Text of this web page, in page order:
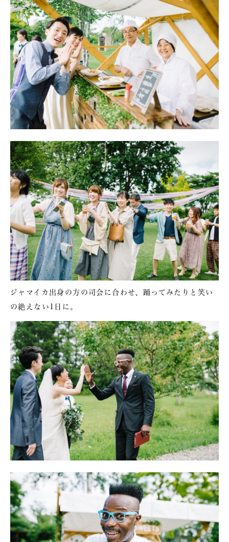
ジャマイカ出身の方の司会に合わせ、踊ってみたりと笑い
の絶えない1日に。